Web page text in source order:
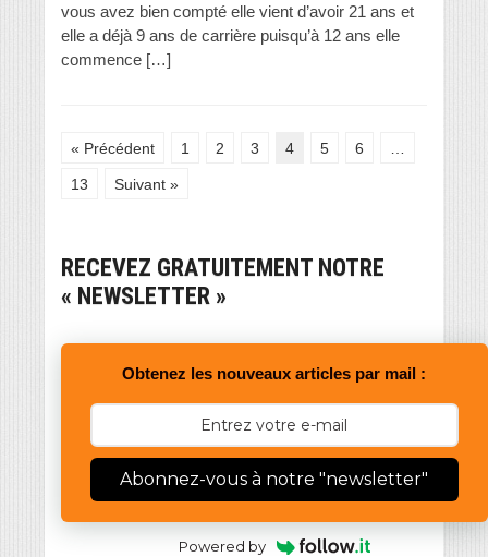
vous avez bien compté elle vient d’avoir 21 ans et
elle a déjà 9 ans de carrière puisqu’à 12 ans elle
commence […]
« Précédent 1 2 3 4 5 6
13 Suivant »
RECEVEZ GRATUITEMENT NOTRE
« NEWSLETTER »
Obtenez les nouveaux articles par mail :
Abonnez-vous à notre "newsletter"
Powered by